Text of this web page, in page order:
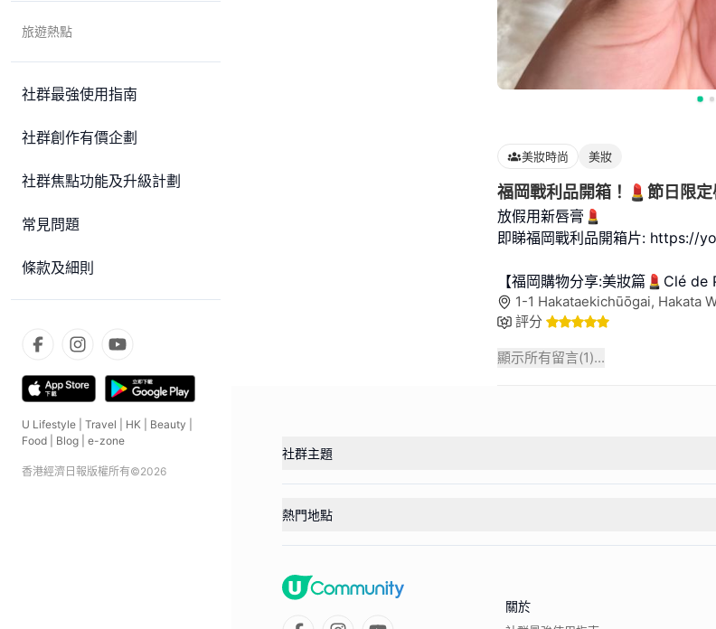
旅遊熱點
社群最強使用指南
社群創作有價企劃
社群焦點功能及升級計劃
常見問題
條款及細則
U Lifestyle Travel HK Beauty
Food
Blog e-zone
香港經濟日報版權所有©2026
美妝時尚 美妝
福岡戰利品開箱！💄節日限
放假用新唇膏💄
即睇福岡戰利品開箱片: https://
【福岡購物分享:美妝篇💄Clé de
1-1 Hakataekichūōgai, Hakata
評分
顯示所有留言(1)...
社群主題
熱門地點
關於